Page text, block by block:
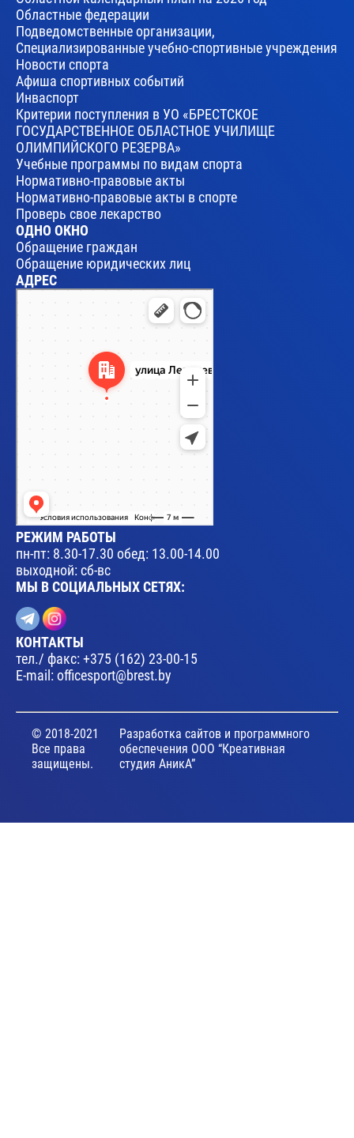
Областные федерации
Подведомственные организации,
Специализированные учебно-спортивные учреждения
Новости спорта
Афиша спортивных событий
Инваспорт
Критерии поступления в УО «БРЕСТСКОЕ
ГОСУДАРСТВЕННОЕ ОБЛАСТНОЕ УЧИЛИЩЕ
ОЛИМПИЙСКОГО РЕЗЕРВА»
Учебные программы по видам спорта
Нормативно-правовые акты
Нормативно-правовые акты в спорте
Проверь свое лекарство
ОДНО ОКНО
Обращение граждан
Обращение юридических лиц
АДРЕС
Брест
Улица Леваневского, 17 — Яндекс Карты
РЕЖИМ РАБОТЫ
пн-пт: 8.30-17.30 обед: 13.00-14.00
выходной: сб-вс
МЫ В СОЦИАЛЬНЫХ СЕТЯХ:
КОНТАКТЫ
тел./ факс:+375 (162) 23-00-15
E-mail: officesport@brest.by
© 2018-2021
Все права
защищены.
Разработка сайтов и программного
обеспечения ООО “Креативная
студия АникА”